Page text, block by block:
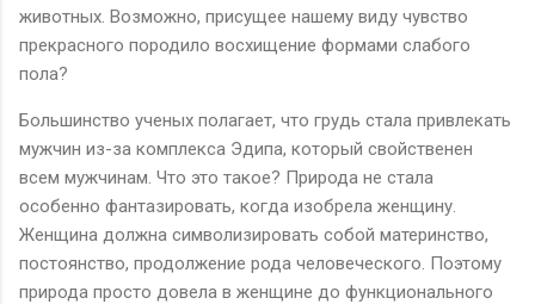
животных. Возможно, присущее нашему виду чувство
прекрасного породило восхищение формами слабого
пола?
Большинство ученых полагает, что грудь стала привлекать
мужчин из-за комплекса Эдипа, который свойственен
всем мужчинам. Что это такое? Природа не стала
особенно фантазировать, когда изобрела женщину.
Женщина должна символизировать собой материнство,
постоянство, продолжение рода человеческого. Поэтому
природа просто довела в женщине до функционального